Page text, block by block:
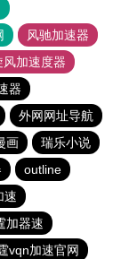
风驰加速器
风加速度器
器
外网网址导航
画
瑞乐小说
outline
速
加器速
vqn加速官网